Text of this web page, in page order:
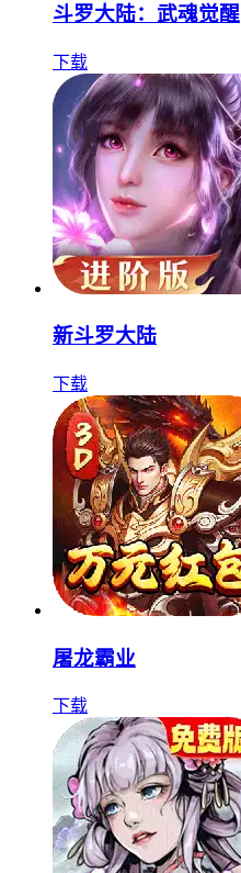
斗罗大陆：武魂觉醒
下载
新斗罗大陆
下载
屠龙霸业
下载